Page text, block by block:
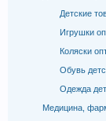
Детские
Игрушки
Коляски
Обувь
Одежда
Медицина,